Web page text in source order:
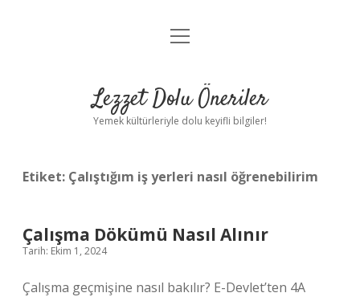
Anasayfa
Yasal Uyarı
menüyü
Lezzet Dolu Öneriler
Yemek kültürleriyle dolu keyifli bilgiler!
Etiket: Çalıştığım iş yerleri nasıl öğrenebilirim
Çalışma Dökümü Nasıl Alınır
Tarih: Ekim 1, 2024
Çalışma geçmişine nasıl bakılır? E-Devlet’ten 4A